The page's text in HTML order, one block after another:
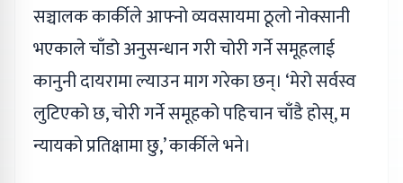
सञ्चालक कार्कीले आफ्नो व्यवसायमा ठूलो नोक्सानी
भएकाले चाँडो अनुसन्धान गरी चोरी गर्ने समूहलाई
कानुनी दायरामा ल्याउन माग गरेका छन्। ‘मेरो सर्वस्व
लुटिएको छ, चोरी गर्ने समूहको पहिचान चाँडै होस्, म
न्यायको प्रतिक्षामा छु,’ कार्कीले भने।